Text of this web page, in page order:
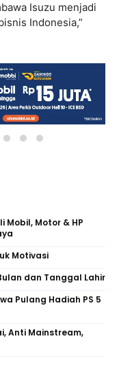
Isuzu menjadi
Indonesia,”
Mobil, Motor & HP
Motivasi
dan Tanggal Lahir
Pulang Hadiah PS 5
Anti Mainstream,